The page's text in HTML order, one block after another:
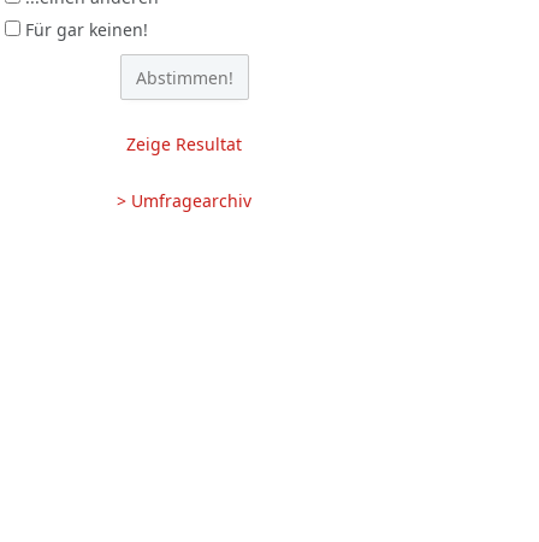
Für gar keinen!
Zeige Resultat
> Umfragearchiv